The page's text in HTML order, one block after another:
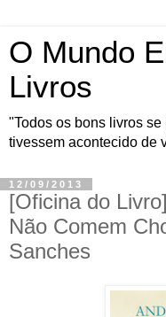
O Mundo
Livros
"Todos os bons livros
tivessem acontecido de
12/09/2013
[Oficina do
Não Comem
Sanches